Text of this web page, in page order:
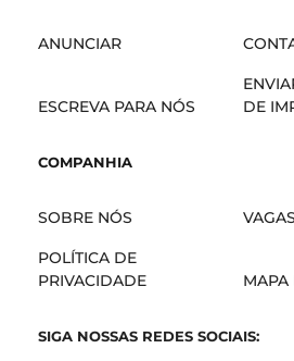
ANUNCIAR
ESCREVA PARA NÓS
DE
COMPANHIA
SOBRE NÓS VAGAS
POLÍTICA DE
PRIVACIDADE
MAPA
SIGA NOSSAS REDES SOCIAIS: